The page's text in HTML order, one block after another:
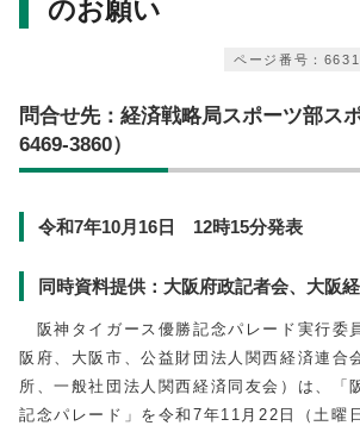
のお願い
ページ番号：
問合せ先：経済戦略局スポーツ部ス
6469-3860）
令和7年10月16日 12時15分発表
同時資料提供：大阪府政記者会、大阪
阪神タイガース優勝記念パレード実行委
阪府、大阪市、公益財団法人関西経済連合
所、一般社団法人関西経済同友会）は、「
記念パレード」を令和7年11月22日（土曜